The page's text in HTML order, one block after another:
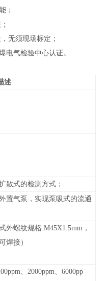
；
无须现场标定；
气检验中心认证。
述
散式的检测方式；
置气泵，实现泵吸式的流通
外螺纹规格:M45X1.5mm，
焊接）
、2000ppm、6000pp